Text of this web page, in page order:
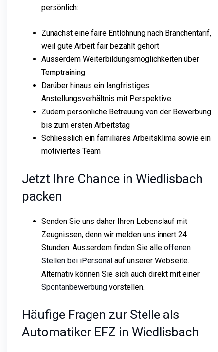
persönlich:
Zunächst eine faire Entlöhnung nach Branchentarif,
weil gute Arbeit fair bezahlt gehört
Ausserdem Weiterbildungsmöglichkeiten über
Temptraining
Darüber hinaus ein langfristiges
Anstellungsverhältnis mit Perspektive
Zudem persönliche Betreuung von der Bewerbung
bis zum ersten Arbeitstag
Schliesslich ein familiäres Arbeitsklima sowie ein
motiviertes Team
Jetzt Ihre Chance in Wiedlisbach
packen
Senden Sie uns daher Ihren Lebenslauf mit
Zeugnissen, denn wir melden uns innert 24
Stunden. Ausserdem finden Sie alle offenen
Stellen bei iPersonal auf unserer Webseite.
Alternativ können Sie sich auch direkt mit einer
Spontanbewerbung vorstellen.
Häufige Fragen zur Stelle als
Automatiker EFZ in Wiedlisbach